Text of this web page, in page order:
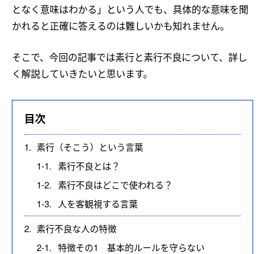
となく意味はわかる」という人でも、具体的な意味を聞
かれると正確に答えるのは難しいかも知れません。
そこで、今回の記事では素行と素行不良について、詳し
く解説していきたいと思います。
目次
1. 素行（そこう）という言葉
1-1.
素行不良とは？
1-2.
素行不良はどこで使われる？
1-3.
人を客観視する言葉
2. 素行不良な人の特徴
2-1. 特徴その1 基本的ルールを守らない